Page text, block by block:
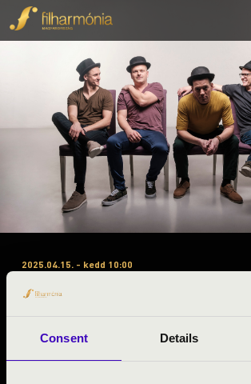
Consent Details
2025.04.15. - kedd 10:00
#ZENEÓRA –
TALAMBA